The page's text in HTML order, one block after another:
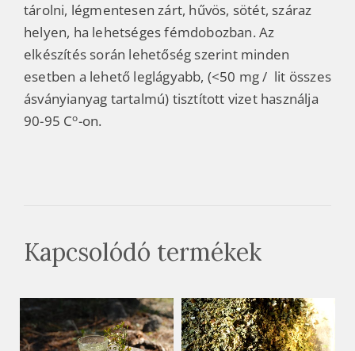
tárolni, légmentesen zárt, hűvös, sötét, száraz
helyen, ha lehetséges fémdobozban. Az
elkészítés során lehetőség szerint minden
esetben a lehető leglágyabb, (<50 mg / lit összes
ásványianyag tartalmú) tisztított vizet használja
90-95 Co-on.
Kapcsolódó termékek